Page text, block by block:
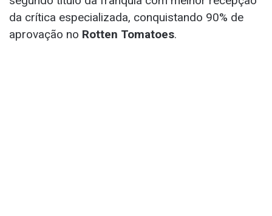
da crítica especializada, conquistando 90% de
aprovação no Rotten Tomatoes.